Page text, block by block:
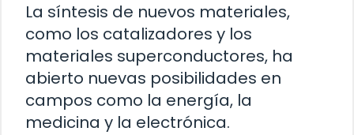
La síntesis de nuevos materiales,
como los catalizadores y los
materiales superconductores, ha
abierto nuevas posibilidades en
campos como la energía, la
medicina y la electrónica.